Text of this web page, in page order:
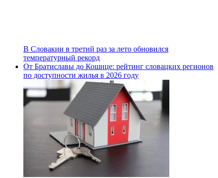
В Словакии в третий раз за лето обновился
температурный рекорд
От Братиславы до Кошице: рейтинг словацких регионов
по доступности жилья в 2026 году